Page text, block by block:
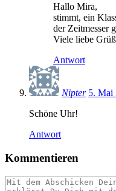
Hallo Mira,
stimmt, ein
der Zeitmesser
Viele liebe
Antwort
Nipter 5. Mai
Schöne Uhr!
Antwort
Kommentieren